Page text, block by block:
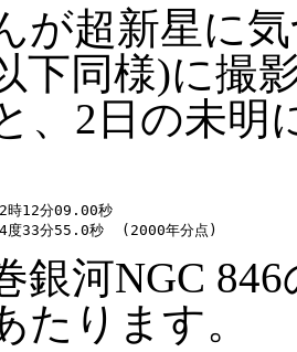
が超新星に
下同様)に撮
、2日の未明
12分09.00秒
銀河NGC
たります。